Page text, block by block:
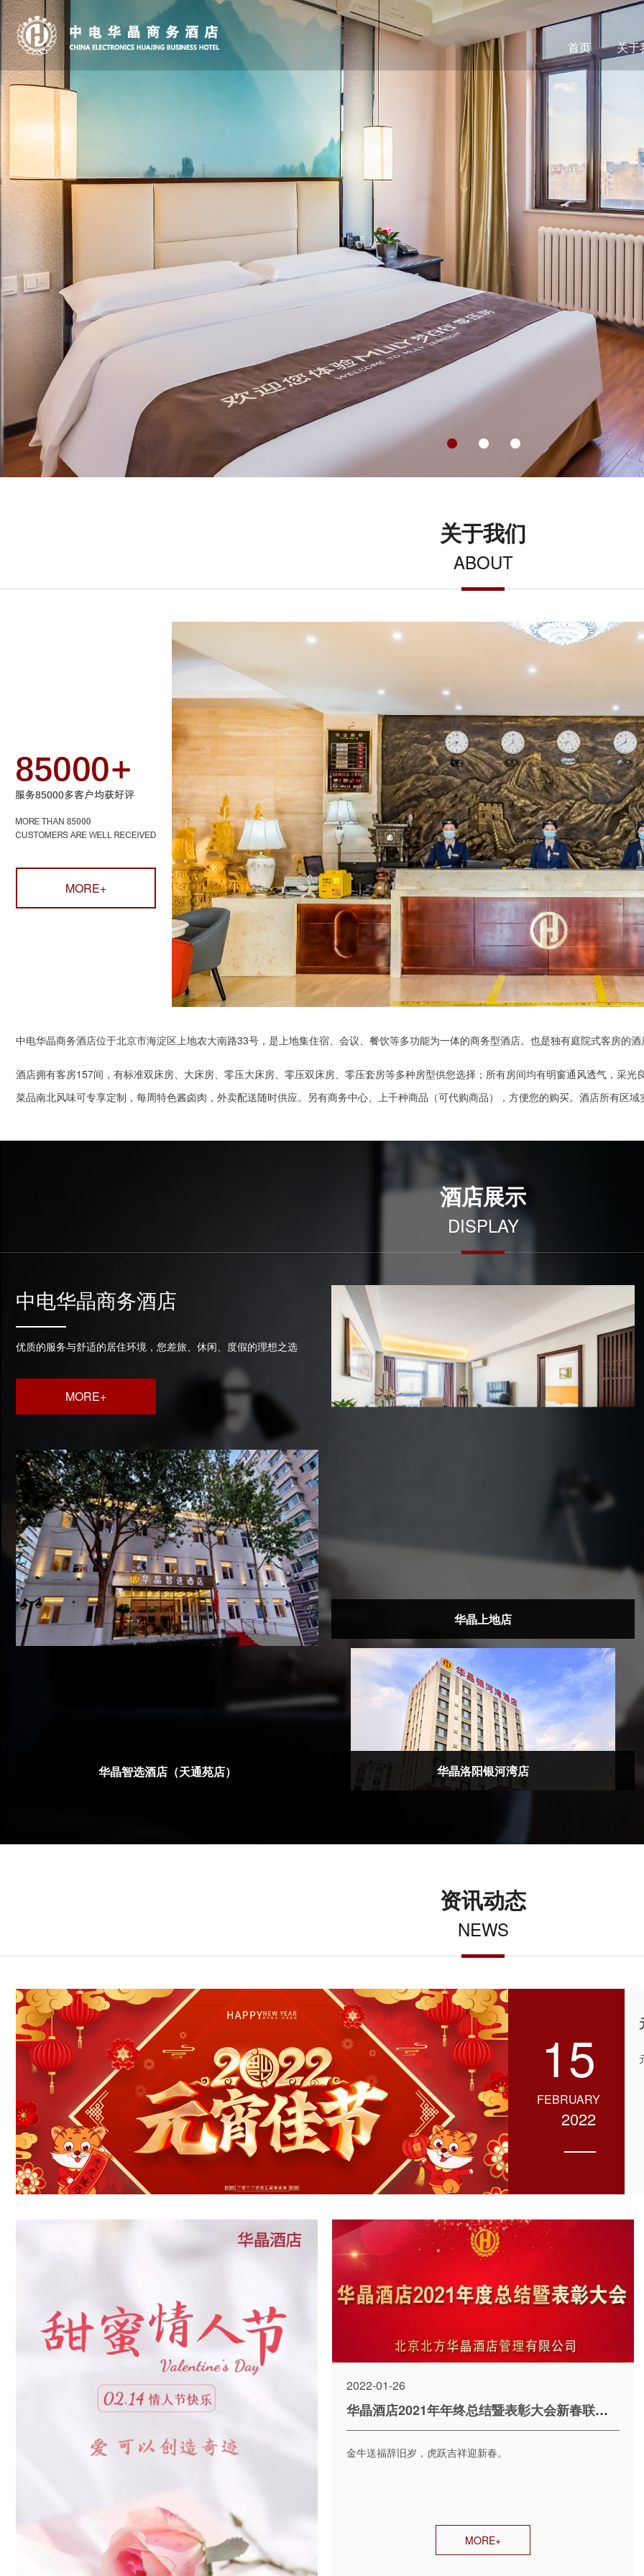
首页 关于
关于我们
ABOUT
MORE+
中电华晶商务酒店位于北京市海淀区上地农大南路33号，是上地集住宿、会议、餐饮等多功能为一体的商务型酒店。也是独有庭院式客房的
酒店拥有客房157间，有标准双床房、大床房、零压大床房、零压双床房、零压套房等多种房型供您选择；所有房间均有明窗通风透气，采
菜品南北风味可专享定制，每周特色酱卤肉，外卖配送随时供应。另有商务中心、上千种商品（可代购商品），方便您的购买。酒店所有区
酒店展示
DISPLAY
中电华晶商务酒店
优质的服务与舒适的居住环境，您差旅、休闲、度假的理想之选
MORE+
华晶智选酒店（天通苑店）
华晶上地店
华晶洛阳银河湾店
资讯动态
NEWS
15
FEBRUARY
2022
2022-01-26
华晶酒店2021年年终总结暨表彰大会新春联欢会剪影
金牛送福辞旧岁，虎跃吉祥迎新春。
MORE+